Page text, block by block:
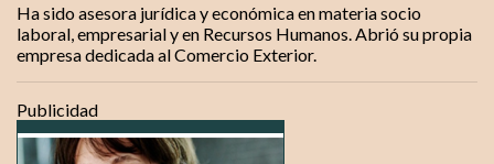
Ha sido asesora jurídica y económica en materia socio
laboral, empresarial y en Recursos Humanos. Abrió su propia
empresa dedicada al Comercio Exterior.
Publicidad